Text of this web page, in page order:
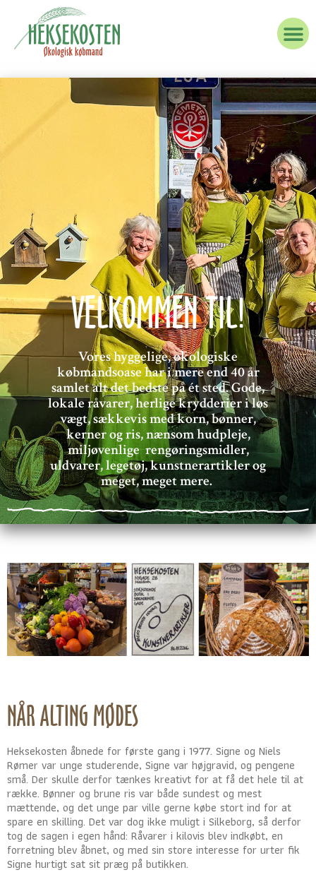
VELKOMMEN TIL!
Vores hyggelige, økologiske
købmandsoase har i mere end 40 år
samlet alt det bedste på ét sted. Gode,
lokale råvarer, herlige krydderier i løs
vægt, sækkevis med korn, bønner,
kerner og ris, nænsom hudpleje,
miljøvenlige rengøringsmidler,
uldvarer, legetøj, kunstnerartikler og
meget, meget mere.
NÅR ALTING MØDES
Heksekosten åbnede for første gang i 1977. Signe og Niels
Rømer var unge studerende, Signe var højgravid, og pengene
små. Der skulle derfor tænkes kreativt for at få det hele til at
række. Bønner og brune ris var både sundest og mest
mættende, og det unge par ville gerne købe stort ind for at
spare en skilling. Det var dog ikke muligt i Silkeborg, så derfor
tog de sagen i egen hånd: Råvarer i kilovis blev indkøbt, en
forretning blev åbnet, og med sin store interesse for urter fik
Signe hurtigt sat sit præg på butikken.